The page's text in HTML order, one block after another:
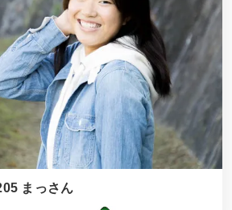
まっさん